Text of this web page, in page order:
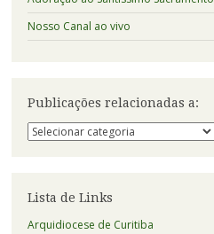
Nosso Canal ao vivo
Publicações relacionadas a:
Publicações
relacionadas
Lista de Links
Arquidiocese de Curitiba